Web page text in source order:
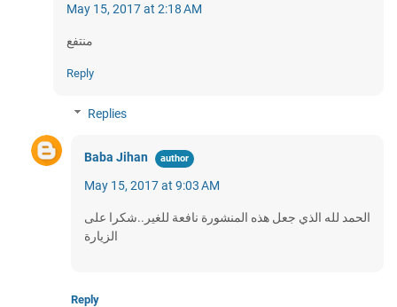
May 15, 2017 at 2:18 AM
منتفع
Reply
Replies
Baba Jihan
May 15, 2017 at 9:03 AM
الحمد لله الذي جعل هذه المنشورة نافعة للغير..شكرا على
الزيارة
Reply